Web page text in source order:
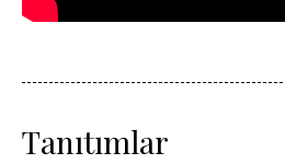
Tanıtımlar